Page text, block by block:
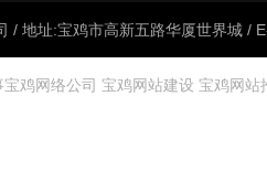
/ 地址:宝鸡市高新五路华厦世界城 /
宝鸡网络公司 宝鸡网站建设 宝鸡网站